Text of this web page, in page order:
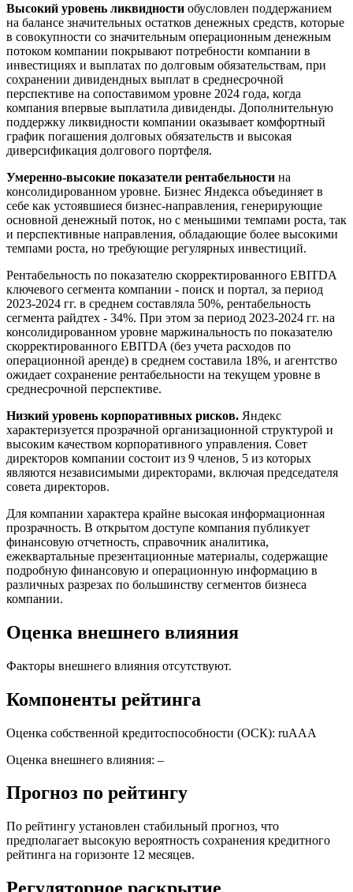
Высокий уровень ликвидности обусловлен поддержанием
на балансе значительных остатков денежных средств, которые
в совокупности со значительным операционным денежным
потоком компании покрывают потребности компании в
инвестициях и выплатах по долговым обязательствам, при
сохранении дивидендных выплат в среднесрочной
перспективе на сопоставимом уровне 2024 года, когда
компания впервые выплатила дивиденды. Дополнительную
поддержку ликвидности компании оказывает комфортный
график погашения долговых обязательств и высокая
диверсификация долгового портфеля.
Умеренно-высокие показатели рентабельности на
консолидированном уровне. Бизнес Яндекса объединяет в
себе как устоявшиеся бизнес-направления, генерирующие
основной денежный поток, но с меньшими темпами роста, так
и перспективные направления, обладающие более высокими
темпами роста, но требующие регулярных инвестиций.
Рентабельность по показателю скорректированного EBITDA
ключевого сегмента компании - поиск и портал, за период
2023-2024 гг. в среднем составляла 50%, рентабельность
сегмента райдтех - 34%. При этом за период 2023-2024 гг. на
консолидированном уровне маржинальность по показателю
скорректированного EBITDA (без учета расходов по
операционной аренде) в среднем составила 18%, и агентство
ожидает сохранение рентабельности на текущем уровне в
среднесрочной перспективе.
Низкий уровень корпоративных рисков. Яндекс
характеризуется прозрачной организационной структурой и
высоким качеством корпоративного управления. Совет
директоров компании состоит из 9 членов, 5 из которых
являются независимыми директорами, включая председателя
совета директоров.
Для компании характера крайне высокая информационная
прозрачность. В открытом доступе компания публикует
финансовую отчетность, справочник аналитика,
ежеквартальные презентационные материалы, содержащие
подробную финансовую и операционную информацию в
различных разрезах по большинству сегментов бизнеса
компании.
Оценка внешнего влияния
Факторы внешнего влияния отсутствуют.
Компоненты рейтинга
Оценка собственной кредитоспособности (ОСК): ruААА
Оценка внешнего влияния: –
Прогноз по рейтингу
По рейтингу установлен стабильный прогноз, что
предполагает высокую вероятность сохранения кредитного
рейтинга на горизонте 12 месяцев.